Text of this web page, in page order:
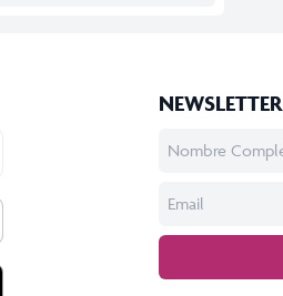
NEWSLETTER